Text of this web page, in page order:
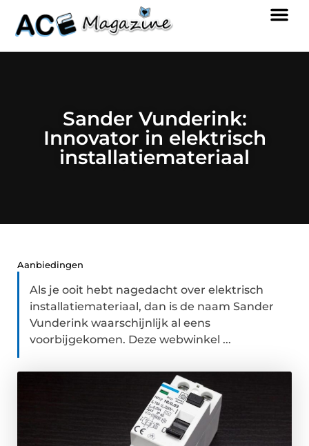
Sander Vunderink:
Innovator in elektrisch
installatiemateriaal
Aanbiedingen
Als je ooit hebt nagedacht over elektrisch
installatiemateriaal, dan is de naam Sander
Vunderink waarschijnlijk al eens
voorbijgekomen. Deze webwinkel ...